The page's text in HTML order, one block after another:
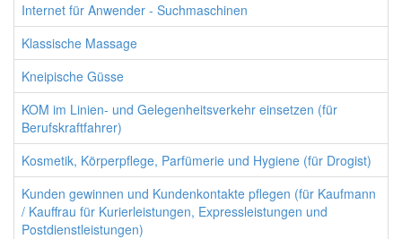
Internet für Anwender - Suchmaschinen
Klassische Massage
Kneipische Güsse
KOM im Linien- und Gelegenheitsverkehr einsetzen (für
Berufskraftfahrer)
Kosmetik, Körperpflege, Parfümerie und Hygiene (für Drogist)
Kunden gewinnen und Kundenkontakte pflegen (für Kaufmann
/ Kauffrau für Kurierleistungen, Expressleistungen und
Postdienstleistungen)